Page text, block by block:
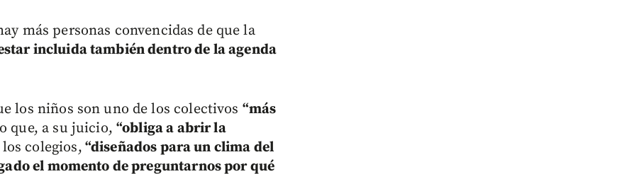
más personas convencidas de que la
incluida también dentro de la agenda
los niños son uno de los colectivos “más
que, a su juicio,“obliga a abrir la
colegios,“diseñados para un clima del
el momento de preguntarnos por qué